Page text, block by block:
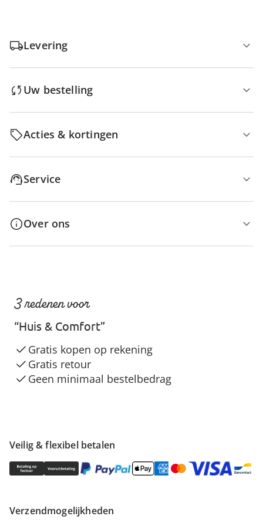
Levering
Uw bestelling
Acties & kortingen
Service
Over ons
Veilig & flexibel betalen
Verzendmogelijkheden
3 redenen voor
“Huis & Comfort”
Gratis kopen op rekening
Gratis retour
Geen minimaal bestelbedrag